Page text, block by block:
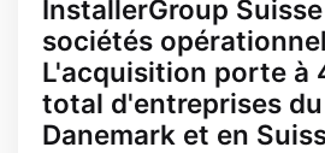
InstallerGroup
sociétés
L'acquisition porte à
total d'entreprises
Danemark et en